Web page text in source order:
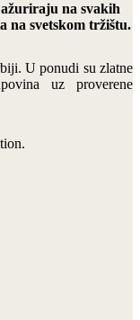
ažuriraju na svakih
na svetskom tržištu.
U ponudi su zlatne
uz proverene